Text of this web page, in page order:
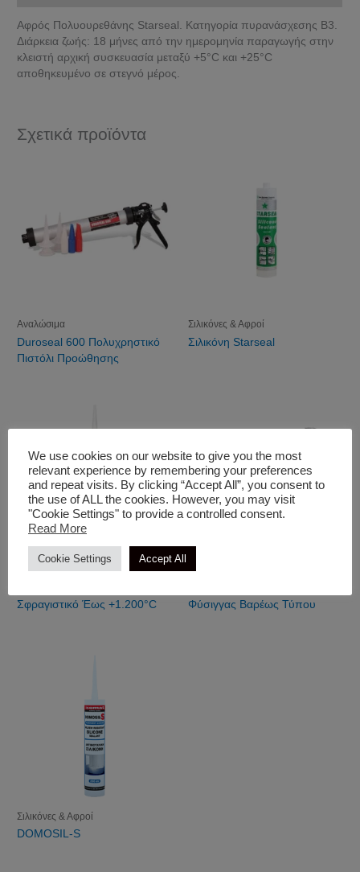
Αφρός Πολυουρεθάνης Starseal. Κατηγορία πυρανάσχεσης Β3.
Διάρκεια ζωής: 18 μήνες από την ημερομηνία παραγωγής στην
κλειστή αρχική συσκευασία μεταξύ +5°C και +25°C
αποθηκευμένο σε στεγνό μέρος.
Σχετικά προϊόντα
Αναλώσιμα
Duroseal 600 Πολυχρηστικό
Πιστόλι Προώθησης
Σιλικόνες & Αφροί
Σιλικόνη Starseal
Σιλικόνες & Αφροί
Σφραγιστικό Έως +1.200°C
Σιλικόνες & Αφροί
Φύσιγγας Βαρέως Τύπου
Σιλικόνες & Αφροί
DOMOSIL-S
We use cookies on our website to give you the most
relevant experience by remembering your preferences
and repeat visits. By clicking “Accept All”, you consent to
the use of ALL the cookies. However, you may visit
"Cookie Settings" to provide a controlled consent.
Read More
Cookie Settings Accept All